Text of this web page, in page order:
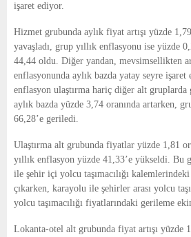
işaret ediyor.
Hizmet grubunda aylık fiyat artışı yüzde
yavaşladı, grup yıllık enflasyonu ise yüzde
44,44 oldu. Diğer yandan, mevsimsellikten
enflasyonunda aylık bazda yatay seyre
enflasyon ulaştırma hariç diğer alt
aylık bazda yüzde 3,74 oranında artarken,
66,28’e geriledi.
Ulaştırma alt grubunda fiyatlar yüzde 1,81
yıllık enflasyon yüzde 41,33’e yükseldi. Bu
ile şehir içi yolcu taşımacılığı
çıkarken, karayolu ile şehirler arası yolcu
yolcu taşımacılığı fiyatlarındaki gerileme
Lokanta-otel alt grubunda fiyat artışı yüzde